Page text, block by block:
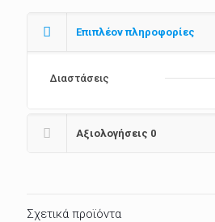
Επιπλέον πληροφορίες
Διαστάσεις
Αξιολογήσεις 0
Σχετικά προϊόντα